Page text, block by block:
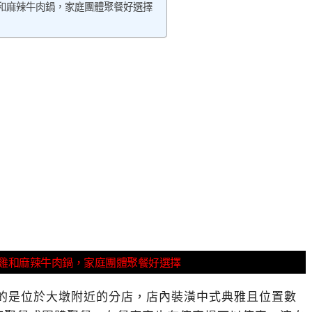
麻辣牛肉鍋，家庭團體聚餐好選擇
和麻辣牛肉鍋，家庭團體聚餐好選擇
是位於大墩附近的分店，店內裝潢中式典雅且位置數